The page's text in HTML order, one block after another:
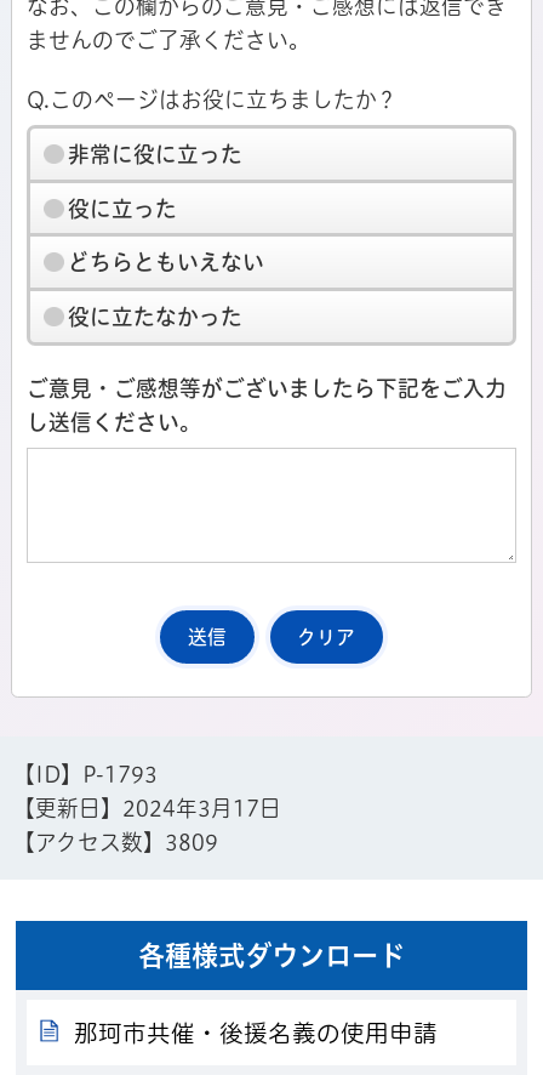
なお、この欄からのご意見・ご感想には返信でき
ませんのでご了承ください。
Q.このページはお役に立ちましたか？
非常に役に立った
役に立った
どちらともいえない
役に立たなかった
ご意見・ご感想等がございましたら下記をご入力
し送信ください。
【ID】
P-1793
【更新日】 2024年3月17日
【アクセス数】 3809
各種様式ダウンロード
那珂市共催・後援名義の使用申請